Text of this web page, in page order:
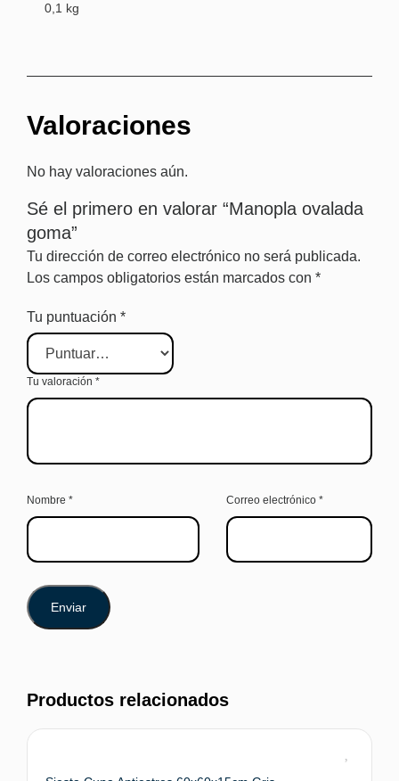
0,1 kg
Valoraciones
No hay valoraciones aún.
Sé el primero en valorar “Manopla ovalada
goma”
Tu dirección de correo electrónico no será publicada.
Los campos obligatorios están marcados con *
Tu puntuación *
Tu valoración *
Nombre * Correo electrónico *
Productos relacionados